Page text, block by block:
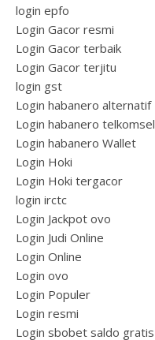
login epfo
Login Gacor resmi
Login Gacor terbaik
Login Gacor terjitu
login gst
Login habanero alternatif
Login habanero telkomsel
Login habanero Wallet
Login Hoki
Login Hoki tergacor
login irctc
Login Jackpot ovo
Login Judi Online
Login Online
Login ovo
Login Populer
Login resmi
Login sbobet saldo gratis